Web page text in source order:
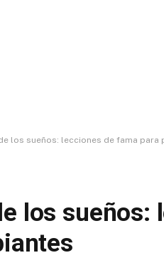
los sueños: lecciones de fama para
los sueños: